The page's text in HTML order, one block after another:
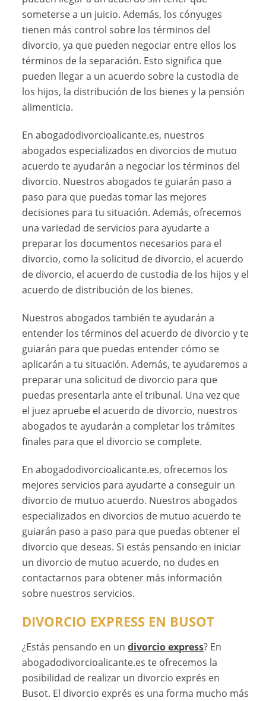
someterse a un juicio. Además, los cónyuges
tienen más control sobre los términos del
divorcio, ya que pueden negociar entre ellos los
términos de la separación. Esto significa que
pueden llegar a un acuerdo sobre la custodia de
los hijos, la distribución de los bienes y la pensión
alimenticia.
En abogadodivorcioalicante.es, nuestros
abogados especializados en divorcios de mutuo
acuerdo te ayudarán a negociar los términos del
divorcio. Nuestros abogados te guiarán paso a
paso para que puedas tomar las mejores
decisiones para tu situación. Además, ofrecemos
una variedad de servicios para ayudarte a
preparar los documentos necesarios para el
divorcio, como la solicitud de divorcio, el acuerdo
de divorcio, el acuerdo de custodia de los hijos y el
acuerdo de distribución de los bienes.
Nuestros abogados también te ayudarán a
entender los términos del acuerdo de divorcio y te
guiarán para que puedas entender cómo se
aplicarán a tu situación. Además, te ayudaremos a
preparar una solicitud de divorcio para que
puedas presentarla ante el tribunal. Una vez que
el juez apruebe el acuerdo de divorcio, nuestros
abogados te ayudarán a completar los trámites
finales para que el divorcio se complete.
En abogadodivorcioalicante.es, ofrecemos los
mejores servicios para ayudarte a conseguir un
divorcio de mutuo acuerdo. Nuestros abogados
especializados en divorcios de mutuo acuerdo te
guiarán paso a paso para que puedas obtener el
divorcio que deseas. Si estás pensando en iniciar
un divorcio de mutuo acuerdo, no dudes en
contactarnos para obtener más información
sobre nuestros servicios.
DIVORCIO EXPRESS EN BUSOT
¿Estás pensando en undivorcio express? En
abogadodivorcioalicante.es te ofrecemos la
posibilidad de realizar un divorcio exprés en
Busot. El divorcio exprés es una forma mucho más